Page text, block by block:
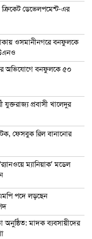
ডেভেলপমেন্ট-এর
ওসমানীনগরে বনফুলকে
অভিযোগে বনফুলকে ৫০
যুক্তরাজ্য প্রবাসী খালেদুর
ফেসবুক রিল বানানোর
ম্যানিয়াক’ মডেল
এমপি পদে লড়ছেন
অনুষ্ঠিত: মাদক ব্যবসায়ীদের